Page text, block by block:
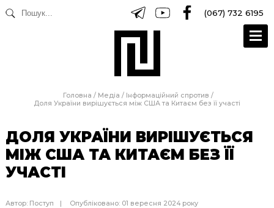
(067) 732 6195
Головна / Медіа / Інформаційний спротив /
Доля України вирішується між США та Китаєм без її участі
ДОЛЯ УКРАЇНИ ВИРІШУЄТЬСЯ
МІЖ США ТА КИТАЄМ БЕЗ ЇЇ
УЧАСТІ
Автор: Поступ Опубліковано: 01 вересня 2024 року